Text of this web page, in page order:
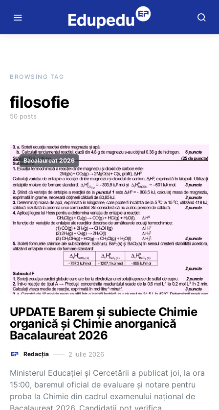
BROWSING TAG
filosofie
50 posts
Bacalaureat 2026
UPDATE Barem și subiecte Chimie
organică și Chimie anorganică
Bacalaureat 2026
Redacția 2 iulie 2026
Ministerul Educației și Cercetării a publicat joi, la ora
15:00, baremul oficial de evaluare și notare pentru
proba la Chimie din cadrul examenului național de
Bacalaureat 2026. Candidații pot verifica…